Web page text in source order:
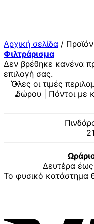
Αρχική σελίδα /
Φιλτράρισμα
Δεν βρέθηκε κανένα
επιλογή σας.
Όλες οι τιμές
δώρου | Πόντοι με
Δευτέρα
Το φυσικό κατάστημα